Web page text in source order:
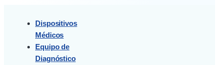
Dispositivos
Médicos
Equipo de
Diagnóstico